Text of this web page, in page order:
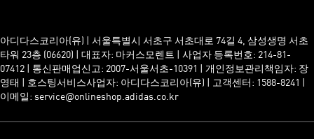
아디다스코리아(유) | 서울특별시 서초구 서초대로 74길 4, 삼성생명 서초
타워 23층 (06620) | 대표자: 마커스모렌트 | 사업자 등록번호: 214-81-
07412 | 통신판매업신고: 2007-서울서초-10391 | 개인정보관리책임자: 장
영태 | 호스팅서비스사업자: 아디다스코리아(유) | 고객센터: 1588-8241 |
이메일: service@onlineshop.adidas.co.kr